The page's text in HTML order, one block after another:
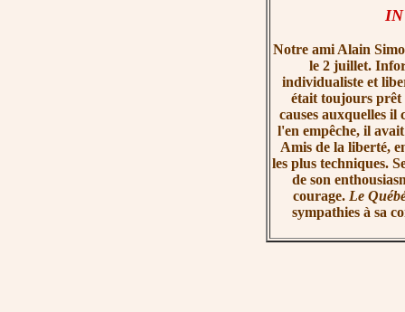
Notre ami Alain
le 2 juillet.
individualiste et
était toujours prêt
causes auxquelles
l'en empêche, il
Amis de la liberté,
les plus techniques.
de son
courage. Le
sympathies à sa